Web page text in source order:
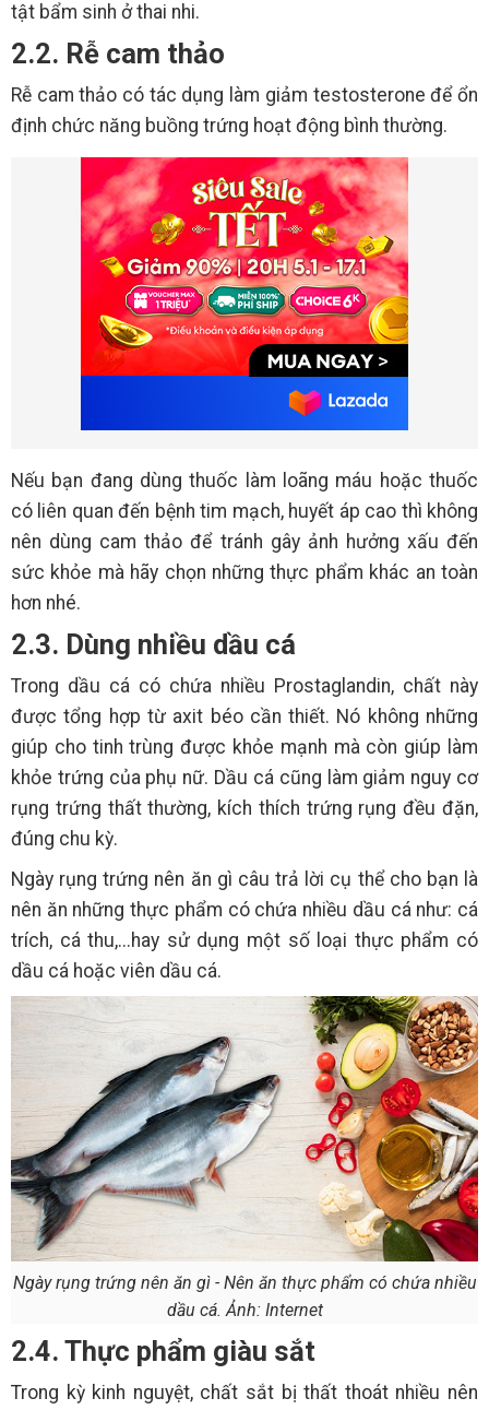
tật bẩm sinh ở thai nhi.
2.2. Rễ cam thảo
Rễ cam thảo có tác dụng làm giảm testosterone để ổn
định chức năng buồng trứng hoạt động bình thường.
Nếu bạn đang dùng thuốc làm loãng máu hoặc thuốc
có liên quan đến bệnh tim mạch, huyết áp cao thì không
nên dùng cam thảo để tránh gây ảnh hưởng xấu đến
sức khỏe mà hãy chọn những thực phẩm khác an toàn
hơn nhé.
2.3. Dùng nhiều dầu cá
Trong dầu cá có chứa nhiều Prostaglandin, chất này
được tổng hợp từ axit béo cần thiết. Nó không những
giúp cho tinh trùng được khỏe mạnh mà còn giúp làm
khỏe trứng của phụ nữ. Dầu cá cũng làm giảm nguy cơ
rụng trứng thất thường, kích thích trứng rụng đều đặn,
đúng chu kỳ.
Ngày rụng trứng nên ăn gì câu trả lời cụ thể cho bạn là
nên ăn những thực phẩm có chứa nhiều dầu cá như: cá
trích, cá thu,...hay sử dụng một số loại thực phẩm có
dầu cá hoặc viên dầu cá.
Ngày rụng trứng nên ăn gì - Nên ăn thực phẩm có chứa nhiều
dầu cá. Ảnh: Internet
2.4. Thực phẩm giàu sắt
Trong kỳ kinh nguyệt, chất sắt bị thất thoát nhiều nên